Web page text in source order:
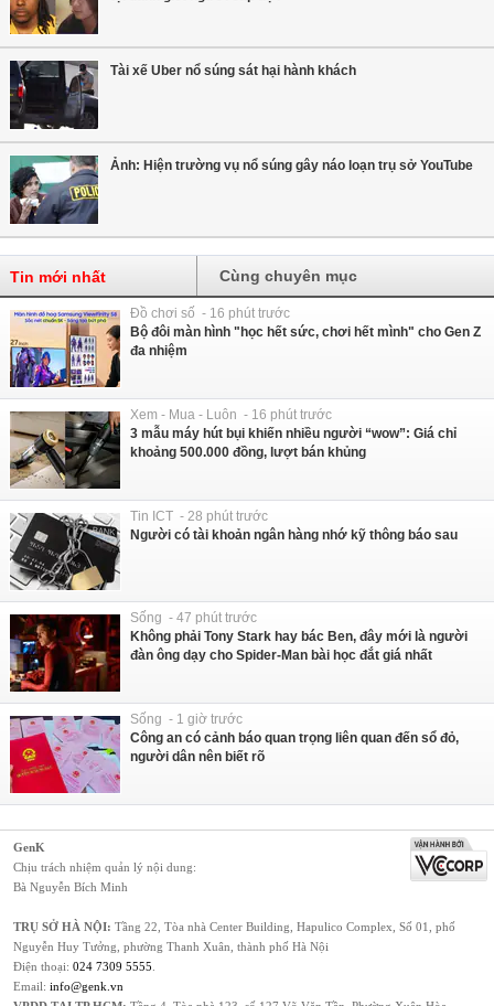
Tài xế Uber nổ súng sát hại hành khách
Ảnh: Hiện trường vụ nổ súng gây náo loạn trụ sở YouTube
Tin mới nhất Cùng chuyên mục
Đồ chơi số - 16 phút trước
Bộ đôi màn hình "học hết sức, chơi hết mình" cho Gen Z
đa nhiệm
Xem - Mua - Luôn - 16 phút trước
3 mẫu máy hút bụi khiến nhiều người “wow”: Giá chỉ
khoảng 500.000 đồng, lượt bán khủng
Tin ICT - 28 phút trước
Người có tài khoản ngân hàng nhớ kỹ thông báo sau
Sống - 47 phút trước
Không phải Tony Stark hay bác Ben, đây mới là người
đàn ông dạy cho Spider-Man bài học đắt giá nhất
Sống - 1 giờ trước
Công an có cảnh báo quan trọng liên quan đến sổ đỏ,
người dân nên biết rõ
GenK
Chịu trách nhiệm quản lý nội dung:
Bà Nguyễn Bích Minh
TRỤ SỞ HÀ NỘI: Tầng 22, Tòa nhà Center Building, Hapulico Complex, Số 01, phố
Nguyễn Huy Tưởng, phường Thanh Xuân, thành phố Hà Nội
Điện thoại: 024 7309 5555
Email: info@genk.vn